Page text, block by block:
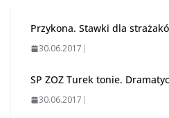
Przykona. Stawki dla
30.06.2017
SP ZOZ Turek tonie.
30.06.2017